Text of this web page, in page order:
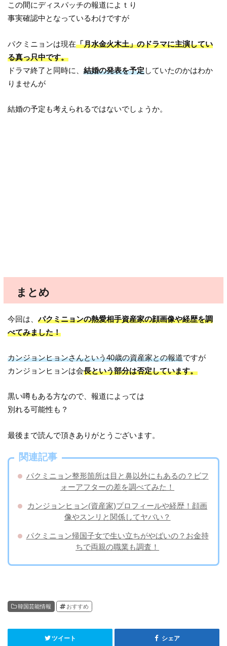
この間にディスパッチの報道によｔり
事実確認中となっているわけですが
パクミニョンは現在「月水金火木土」のドラマに主演してい
る真っ只中です。
ドラマ終了と同時に、結婚の発表を予定していたのかはわか
りませんが
結婚の予定も考えられるではないでしょうか。
まとめ
今回は、パクミニョンの熱愛相手資産家の顔画像や経歴を調
べてみました！
カンジョンヒョンさんという40歳の資産家との報道ですが
カンジョンヒョンは会長という部分は否定しています。
黒い噂もある方なので、報道によっては
別れる可能性も？
最後まで読んで頂きありがとうございます。
関連記事
パクミニョン整形箇所は目と鼻以外にもあるの？ビフ
ォーアフターの差を調べてみた！
カンジョンヒョン(資産家)プロフィールや経歴！顔画
像やスンリと関係してヤバい？
パクミニョン帰国子女で生い立ちがやばいの？お金持
ちで両親の職業も調査！
韓国芸能情報 おすすめ
ツイート シェア